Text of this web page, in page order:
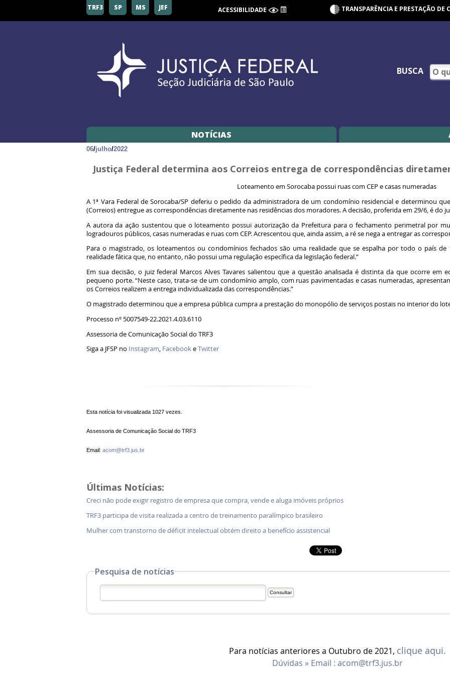
TRF3 SP MS JEF ACESSIBILIDADE TRANSPARÊNCIA E PRESTAÇÃO DE
BUSCA
NOTÍCIAS
06/julho/2022
Justiça Federal determina aos Correios entrega de correspondências
Loteamento em Sorocaba possui ruas com CEP e casas numeradas
A 1ª Vara Federal de Sorocaba/SP deferiu o pedido da administradora de um condomínio residencial e determinou
(Correios) entregue as correspondências diretamente nas residências dos moradores. A decisão, proferida em 29/6, é do
A autora da ação sustentou que o loteamento possui autorização da Prefeitura para o fechamento perimetral por
logradouros públicos, casas numeradas e ruas com CEP. Acrescentou que, ainda assim, a ré se nega a entregar as
Para o magistrado, os loteamentos ou condomínios fechados são uma realidade que se espalha por todo o país de
realidade fática que, no entanto, não possui uma regulação específica da legislação federal.”
Em sua decisão, o juiz federal Marcos Alves Tavares salientou que a questão analisada é distinta da que ocorre em
pequeno porte. “Neste caso, trata-se de um condomínio amplo, com ruas pavimentadas e casas numeradas,
os Correios realizem a entrega individualizada das correspondências.”
O magistrado determinou que a empresa pública cumpra a prestação do monopólio de serviços postais no interior do
Processo nº 5007549-22.2021.4.03.6110
Assessoria de Comunicação Social do TRF3
Siga a JFSP no Instagram, FacebookeTwitter
Esta notícia foi visualizada 1027 vezes.
Assessoria de Comunicação Social do TRF3
Email: acom@trf3.jus.br
Últimas Notícias:
Creci não pode exigir registro de empresa que compra, vende e aluga imóveis próprios
TRF3 participa de visita realizada a centro de treinamento paralímpico brasileiro
Mulher com transtorno de déficit intelectual obtém direito a benefício assistencial
Pesquisa de notícias
Para notícias anteriores a Outubro de 2021, clique aqui.
Dúvidas » Email : acom@trf3.jus.br